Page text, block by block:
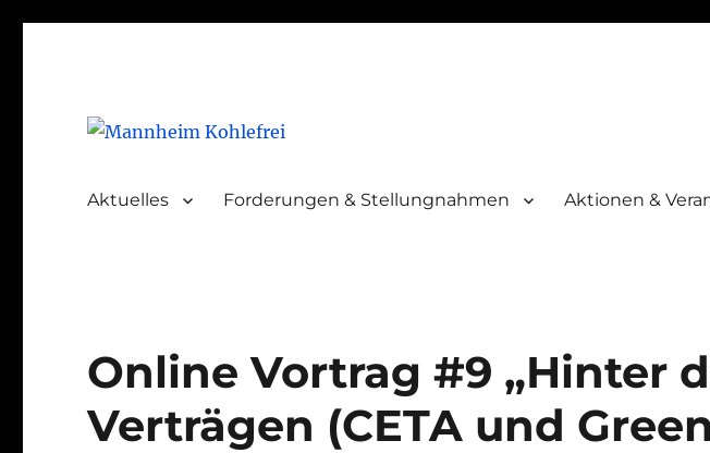
Aktuelles Forderungen & Stellungnahmen Aktionen &
Online Vortrag #9 „Hinter
Verträgen (CETA und